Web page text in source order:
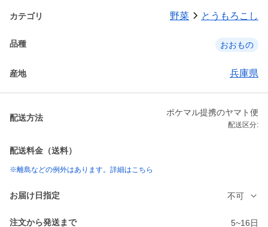
カテゴリ 野菜 とうもろこし
品種 おおもの
産地 兵庫県
配送方法
ポケマル提携のヤマト便
配送区分:
配送料金（送料）
※離島などの例外はあります。詳細はこちら
お届け日指定 不可
注文から発送まで 5~16日